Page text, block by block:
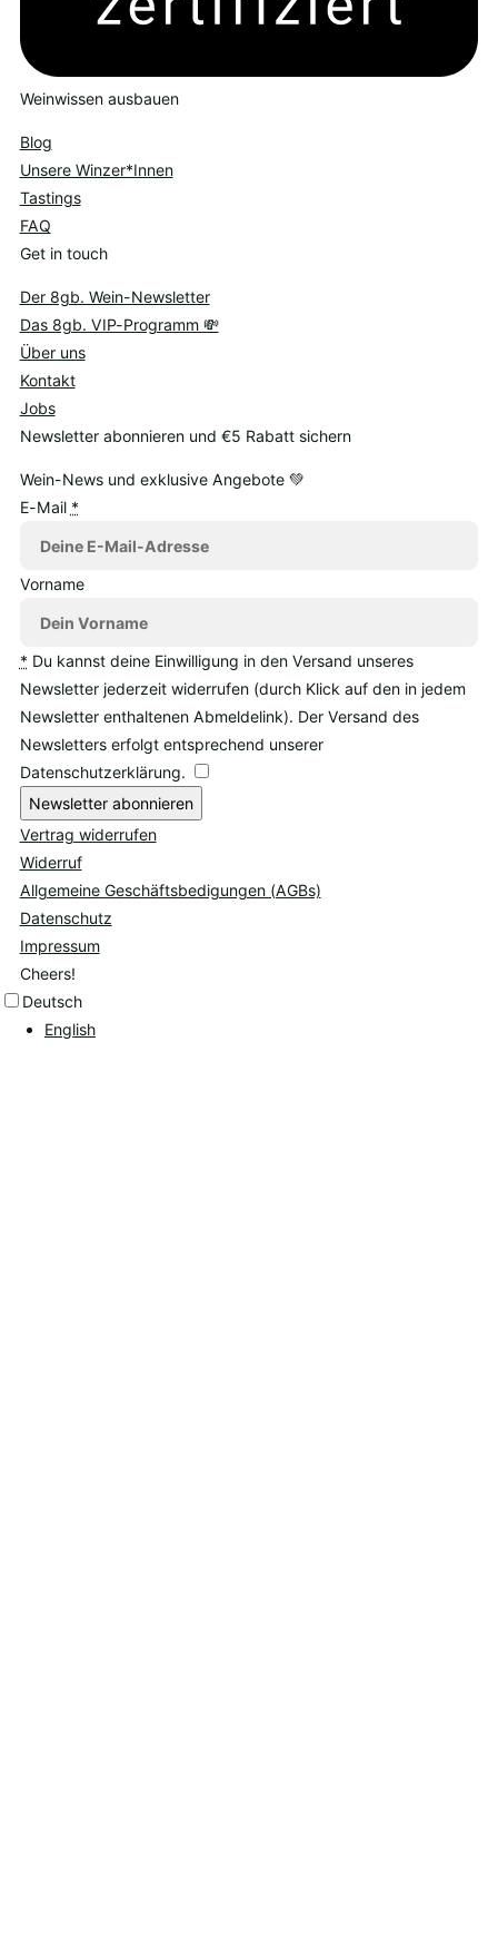
Weinwissen ausbauen
Blog
Unsere Winzer*Innen
Tastings
FAQ
Get in touch
Der 8gb. Wein-Newsletter
Das 8gb. VIP-Programm 💸
Über uns
Kontakt
Jobs
Newsletter abonnieren und €5 Rabatt sichern
Wein-News und exklusive Angebote 💚
E-Mail *
Vorname
* Du kannst deine Einwilligung in den Versand unseres
Newsletter jederzeit widerrufen (durch Klick auf den in jedem
Newsletter enthaltenen Abmeldelink). Der Versand des
Newsletters erfolgt entsprechend unserer
Datenschutzerklärung.
Newsletter abonnieren
Vertrag widerrufen
Widerruf
Allgemeine Geschäftsbedigungen (AGBs)
Datenschutz
Impressum
Cheers!
Deutsch
English